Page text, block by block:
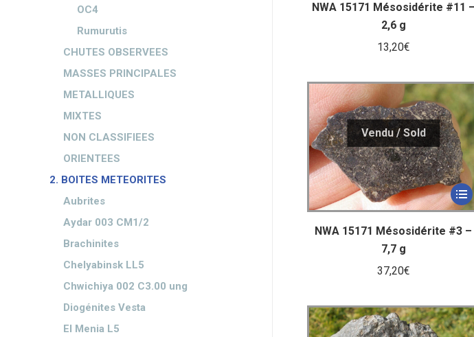
NWA 15171 Mésosidérite #11 –
2,6 g
13,20€
NWA 15171 Mésosidérite #3 –
7,7 g
37,20€
OC4
Rumurutis
CHUTES OBSERVEES
MASSES PRINCIPALES
METALLIQUES
MIXTES
NON CLASSIFIEES
ORIENTEES
2. BOITES METEORITES
Aubrites
Aydar 003 CM1/2
Brachinites
Chelyabinsk LL5
Chwichiya 002 C3.00 ung
Diogénites Vesta
El Menia L5